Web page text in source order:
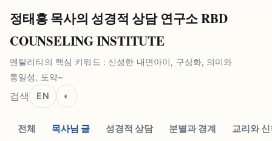
정태홍 목사의 성경적 상담 연구소 RBD
COUNSELING INSTITUTE
멘탈리티의 핵심 키워드 : 신성한 내면아이, 구상화, 의미와
통일성, 도약~
검색 EN ◐
전체 목사님 글 성경적 상담 분별과 경계 교리와